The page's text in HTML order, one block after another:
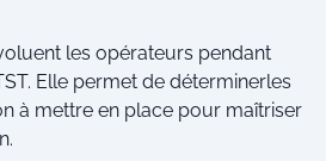
les opérateurs pendant
Elle permet de déterminerles
à mettre en place pour maîtriser